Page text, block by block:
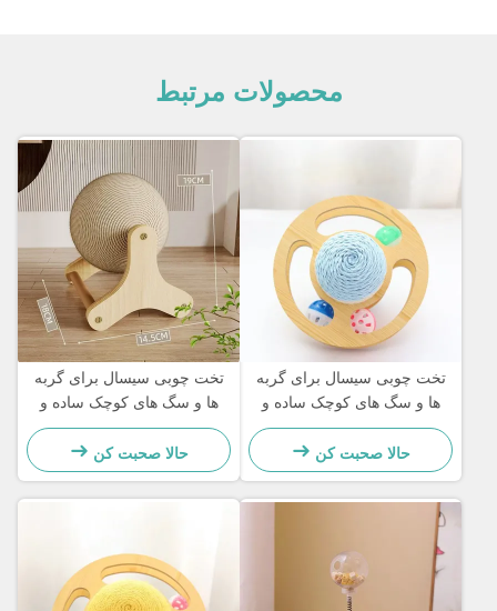
محصولات مرتبط
تخت چوبی سیسال برای گربه
ها و سگ های کوچک ساده و
عملی
حالا صحبت کن
تخت چوبی سیسال برای گربه
ها و سگ های کوچک ساده و
عملی
حالا صحبت کن